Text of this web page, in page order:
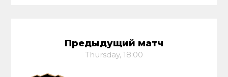
Предыдущий матч
Thursday, 18:00